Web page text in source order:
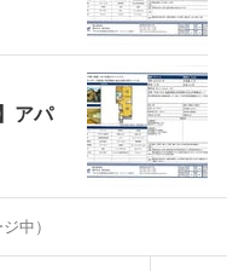
アパ
中）